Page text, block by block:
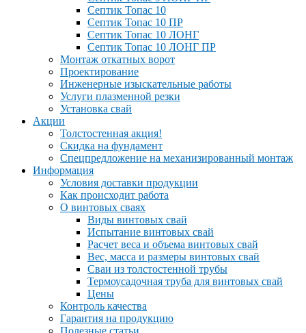
Септик Топас 10
Септик Топас 10 ПР
Септик Топас 10 ЛОНГ
Септик Топас 10 ЛОНГ ПР
Монтаж откатных ворот
Проектирование
Инженерные изыскательные работы
Услуги плазменной резки
Установка свай
Акции
Толстостенная акция!
Скидка на фундамент
Спецпредложение на механизированный монтаж
Информация
Условия доставки продукции
Как происходит работа
О винтовых сваях
Виды винтовых свай
Испытание винтовых свай
Расчет веса и объема винтовых свай
Вес, масса и размеры винтовых свай
Сваи из толстостенной трубы
Термоусадочная труба для винтовых свай
Цены
Контроль качества
Гарантия на продукцию
Полезные статьи